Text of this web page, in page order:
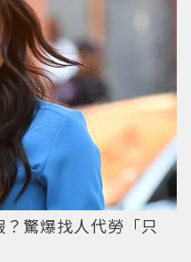
驚爆找人代勞「只